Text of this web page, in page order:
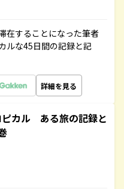
在することになった筆者
ルな45日間の記録と記
詳細を見る
ピカル ある旅の記録と